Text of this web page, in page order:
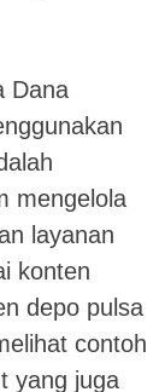
Dana
mengelola
layanan
konten
depo pulsa
contoh
yang juga